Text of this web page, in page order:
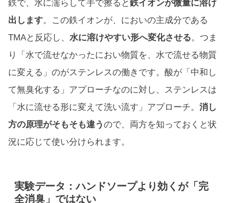
鉄で、水に濡らして手で擦ると鉄イオンが微量に溶け
出します。この鉄イオンが、においの主成分である
TMAと反応し、 水に溶けやすい形へ変化させる。つま
り「水で流せなかったにおい物質を、水で流せる物質
に変える」のがステンレスの働きです。酸が「中和し
て無臭化する」アプローチなのに対し、ステンレスは
「水に流せる形に変えて洗い流す」アプローチ。 消し
方の原理がそもそも違うので、両方を知っておくと状
況に応じて使い分けられます。
実験データ：ハンドソープより効くが「完
全消臭」ではない